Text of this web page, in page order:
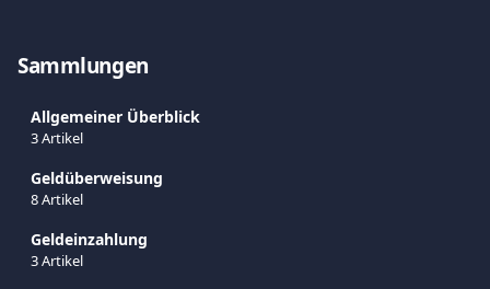
Sammlungen
Allgemeiner Überblick
3 Artikel
Geldüberweisung
8 Artikel
Geldeinzahlung
3 Artikel